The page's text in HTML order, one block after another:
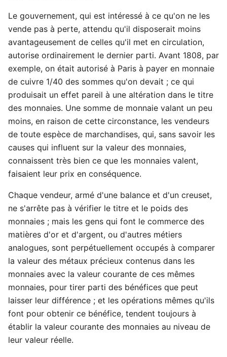
Le gouvernement, qui est intéressé à ce qu'on ne les
vende pas à perte, attendu qu'il disposerait moins
avantageusement de celles qu'il met en circulation,
autorise ordinairement le dernier parti. Avant 1808, par
exemple, on était autorisé à Paris à payer en monnaie
de cuivre 1/40 des sommes qu'on devait ; ce qui
produisait un effet pareil à une altération dans le titre
des monnaies. Une somme de monnaie valant un peu
moins, en raison de cette circonstance, les vendeurs
de toute espèce de marchandises, qui, sans savoir les
causes qui influent sur la valeur des monnaies,
connaissent très bien ce que les monnaies valent,
faisaient leur prix en conséquence.
Chaque vendeur, armé d'une balance et d'un creuset,
ne s'arrête pas à vérifier le titre et le poids des
monnaies ; mais les gens qui font le commerce des
matières d'or et d'argent, ou d'autres métiers
analogues, sont perpétuellement occupés à comparer
la valeur des métaux précieux contenus dans les
monnaies avec la valeur courante de ces mêmes
monnaies, pour tirer parti des bénéfices que peut
laisser leur différence ; et les opérations mêmes qu'ils
font pour obtenir ce bénéfice, tendent toujours à
établir la valeur courante des monnaies au niveau de
leur valeur réelle.